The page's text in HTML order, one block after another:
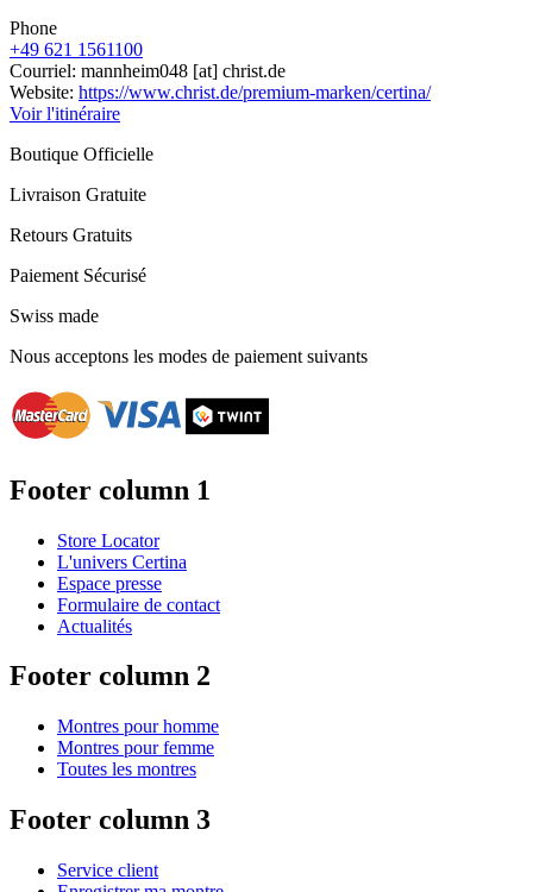
Phone
+49 621 1561100
Courriel: mannheim048 [at] christ.de
Website: https://www.christ.de/premium-marken/certina/
Voir l'itinéraire
Boutique Officielle
Livraison Gratuite
Retours Gratuits
Paiement Sécurisé
Swiss made
Nous acceptons les modes de paiement suivants
Footer column 1
Store Locator
L'univers Certina
Espace presse
Formulaire de contact
Actualités
Footer column 2
Montres pour homme
Montres pour femme
Toutes les montres
Footer column 3
Service client